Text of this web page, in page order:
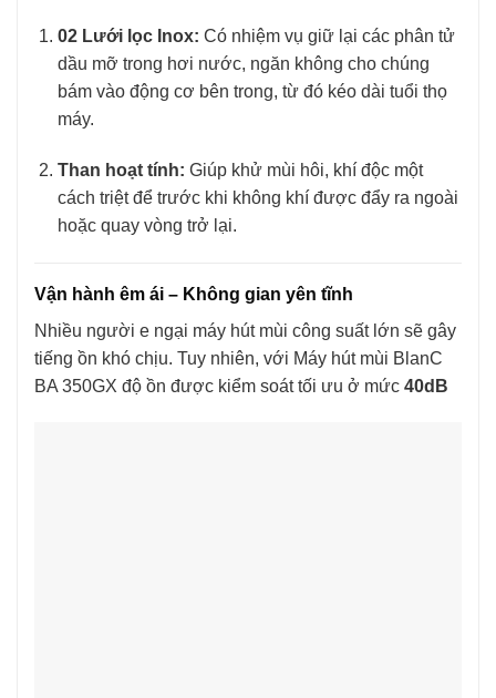
02 Lưới lọc Inox: Có nhiệm vụ giữ lại các phân tử
dầu mỡ trong hơi nước, ngăn không cho chúng
bám vào động cơ bên trong, từ đó kéo dài tuổi thọ
máy.
Than hoạt tính: Giúp khử mùi hôi, khí độc một
cách triệt để trước khi không khí được đẩy ra ngoài
hoặc quay vòng trở lại.
Vận hành êm ái – Không gian yên tĩnh
Nhiều người e ngại máy hút mùi công suất lớn sẽ gây
tiếng ồn khó chịu. Tuy nhiên, với Máy hút mùi BlanC
BA 350GX độ ồn được kiểm soát tối ưu ở mức 40dB